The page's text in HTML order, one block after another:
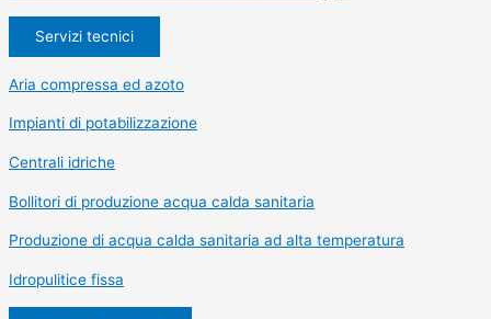
Servizi tecnici
Aria compressa ed azoto
Impianti di potabilizzazione
Centrali idriche
Bollitori di produzione acqua calda sanitaria
Produzione di acqua calda sanitaria ad alta temperatura
Idropulitice fissa